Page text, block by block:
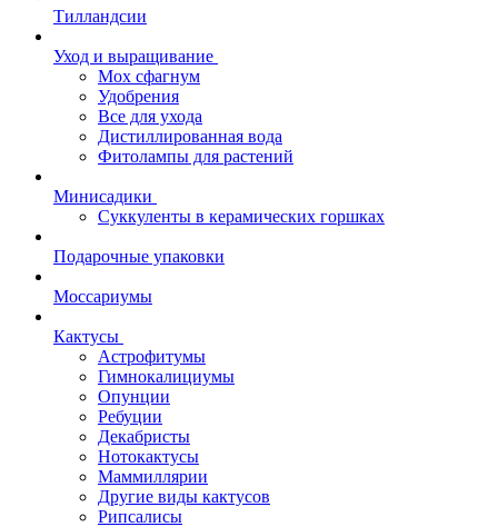
Тилландсии
Уход и выращивание
Мох сфагнум
Удобрения
Все для ухода
Дистиллированная вода
Фитолампы для растений
Минисадики
Суккуленты в керамических горшках
Подарочные упаковки
Моссариумы
Кактусы
Астрофитумы
Гимнокалициумы
Опунции
Ребуции
Декабристы
Нотокактусы
Маммиллярии
Другие виды кактусов
Рипсалисы